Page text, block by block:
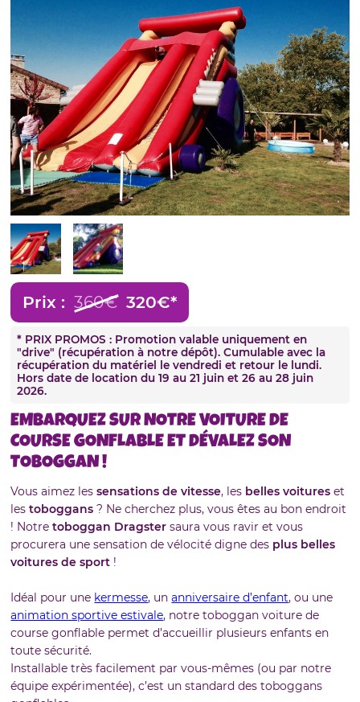
Prix : 360€ 320€*
* PRIX PROMOS : Promotion valable uniquement en
"drive" (récupération à notre dépôt). Cumulable avec la
récupération du matériel le vendredi et retour le lundi.
Hors date de location du 19 au 21 juin et 26 au 28 juin
2026.
EMBARQUEZ SUR NOTRE VOITURE DE
COURSE GONFLABLE ET DÉVALEZ SON
TOBOGGAN !
Vous aimez lessensations de vitesse, les belles voitures et
lestoboggans ? Ne cherchez plus, vous êtes au bon endroit
! Notretoboggan Dragster saura vous ravir et vous
procurera une sensation de vélocité digne des plus belles
voitures de sport !
Idéal pour une kermesse, unanniversaire d’enfant, ou une
animation sportive estivale, notre toboggan voiture de
course gonflable permet d’accueillir plusieurs enfants en
toute sécurité.
Installable très facilement par vous-mêmes (ou par notre
équipe expérimentée), c’est un standard des toboggans